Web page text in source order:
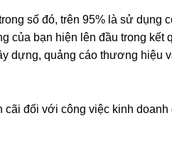
số đó, trên 95% là sử dụng
của bạn hiện lên đầu trong kết
dựng, quảng cáo thương hiệu
đối với công việc kinh doanh